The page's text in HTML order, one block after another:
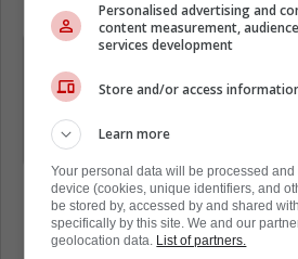
« L'offre qualificative à 4
Dach plus raisonnable
dans la nouvelle
» - Nicolas Cloutier
Ce montant représente une
Personalised advertising and
content measurement,
services development
Store and/or access
Learn more
Your personal data will be processed
device (cookies, unique identifiers, and
be stored by, accessed by and shared
specifically by this site. We and our
geolocation data. List of partners.